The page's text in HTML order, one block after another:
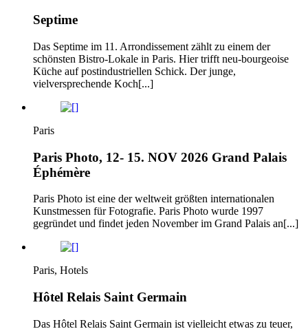
Septime
Das Septime im 11. Arrondissement zählt zu einem der
schönsten Bistro-Lokale in Paris. Hier trifft neu-bourgeoise
Küche auf postindustriellen Schick. Der junge,
vielversprechende Koch[...]
Paris
Paris Photo, 12- 15. NOV 2026 Grand Palais
Éphémère
Paris Photo ist eine der weltweit größten internationalen
Kunstmessen für Fotografie. Paris Photo wurde 1997
gegründet und findet jeden November im Grand Palais an[...]
Paris, Hotels
Hôtel Relais Saint Germain
Das Hôtel Relais Saint Germain ist vielleicht etwas zu teuer,